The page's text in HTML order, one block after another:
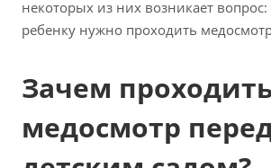
некоторых из них возникает
ребенку нужно проходить
Зачем
медосмотр